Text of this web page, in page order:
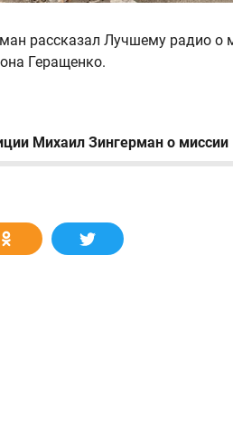
рассказал Лучшему радио о
Геращенко.
Михаил Зингерман о миссии